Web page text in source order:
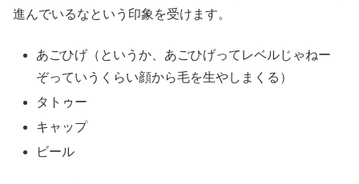
進んでいるなという印象を受けます。
あごひげ（というか、あごひげってレベルじゃねー
ぞっていうくらい顔から毛を生やしまくる）
タトゥー
キャップ
ビール